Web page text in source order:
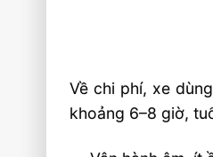
Về chi phí, xe
khoảng 6–8 giờ,